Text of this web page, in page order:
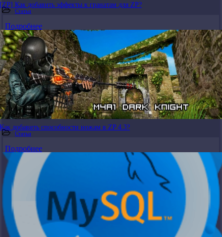
[ZP] Как добавить эффекты к гранатам для ZP?
Статьи
Подробнее
Как добавить способности ножам в ZP 4.3?
Статьи
Подробнее